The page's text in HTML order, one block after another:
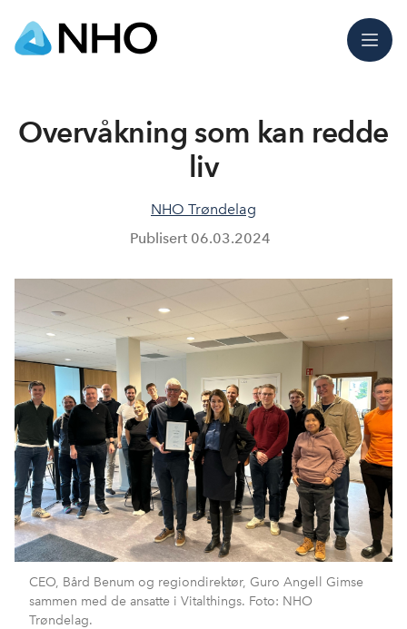
Meny
Overvåkning som kan redde
liv
NHO Trøndelag
Publisert 06.03.2024
CEO, Bård Benum og regiondirektør, Guro Angell Gimse
sammen med de ansatte i Vitalthings. Foto: NHO
Trøndelag.